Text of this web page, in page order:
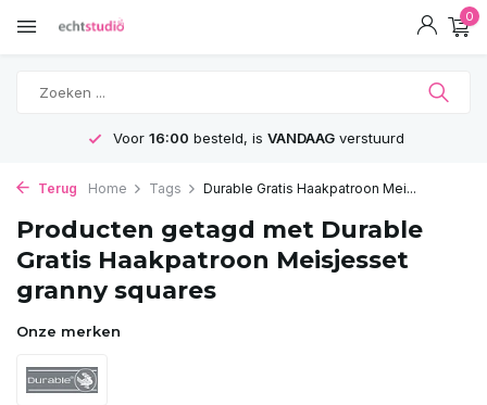
0
Voor 16:00 besteld, is VANDAAGverstuurd
Terug Home Tags Durable Gratis Haakpatroon Mei...
Producten getagd met Durable
Gratis Haakpatroon Meisjesset
granny squares
Onze merken